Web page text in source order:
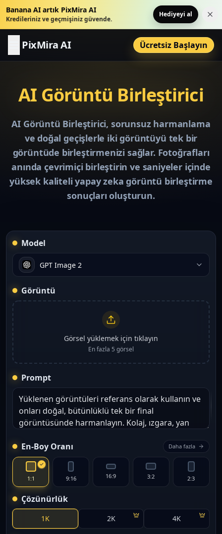
Banana AI artık PixMira AI
Kredileriniz ve geçmişiniz güvende.
Hediyeyi al Bu
PixMira AI Ücretsiz Başlayın
AI Görüntü Birleştirici
AI Görüntü Birleştirici, sorunsuz harmanlama
ve doğal geçişlerle iki görüntüyü tek bir
görüntüde birleştirmenizi sağlar. Fotoğrafları
anında çevrimiçi birleştirin ve saniyeler içinde
yüksek kaliteli yapay zeka görüntü birleştirme
sonuçları oluşturun.
Model
GPT Image 2
Görüntü
Görsel yüklemek için tıklayın
En fazla 5 görsel
Prompt
En-Boy Oranı Daha fazla
1:1 9:16 16:9 3:2 2:3
Çözünürlük
1K 2K 4K